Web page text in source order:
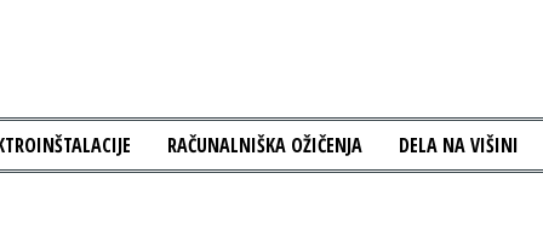
RAČUNALNIŠKA OŽIČENJA DELA NA VIŠINI